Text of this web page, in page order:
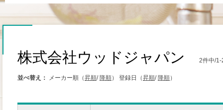
株式会社ウッドジャパン 2件中/1-
並べ替え： メーカー順（昇順/ 降順） 登録日（昇順/ 降順）